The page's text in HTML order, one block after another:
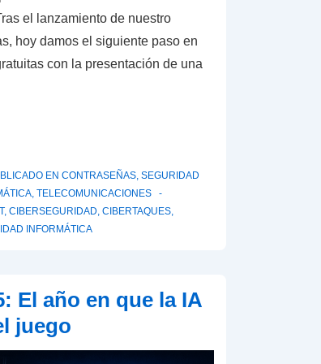
el lanzamiento de nuestro
hoy damos el siguiente paso en
con la presentación de una
EN CONTRASEÑAS, SEGURIDAD
, TELECOMUNICACIONES
, CIBERSEGURIDAD, CIBERTAQUES,
INFORMÁTICA
El año en que la IA
juego